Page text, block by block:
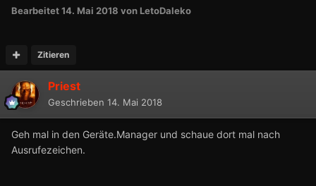
Bearbeitet14. Mai 2018 von LetoDaleko
Zitieren
Priest
Geschrieben 14. Mai 2018
Geh mal in den Geräte.Manager und schaue dort mal nach
Ausrufezeichen.